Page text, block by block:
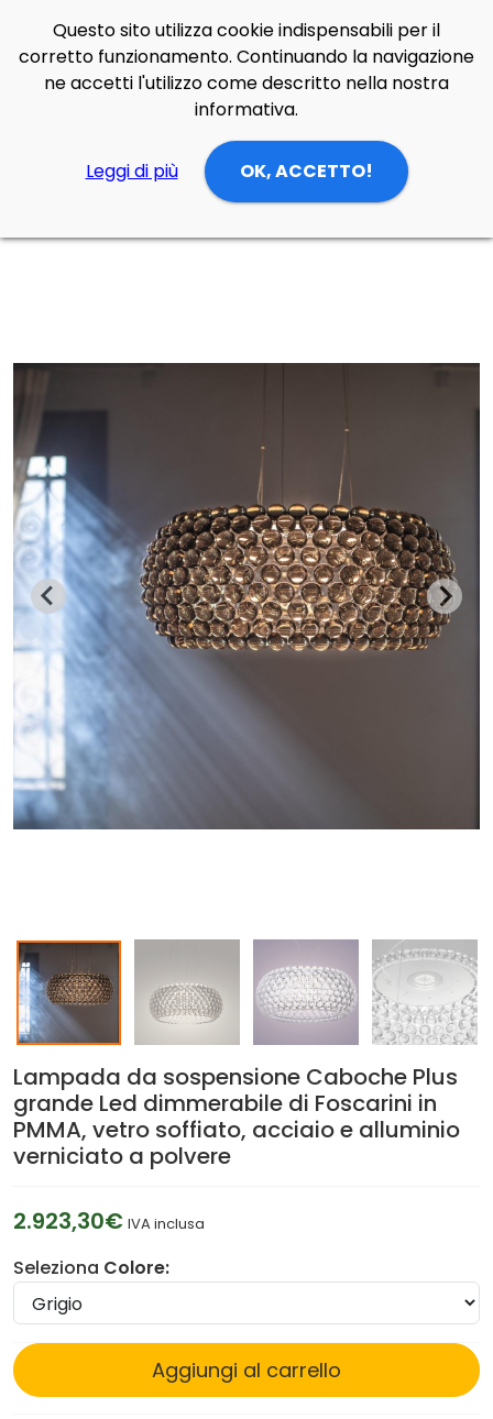
Side Navigation CercaContatti
Login
Prodotti Lampade Sospensione
Lampada da sospensione Caboche Plus grande Led dimmerabile di Foscarini in PMMA, vetro soffiato, acciaio e alluminio verniciato a polvere
Lampada da sospensione Caboche Plus
grande Led dimmerabile di Foscarini in
PMMA, vetro soffiato, acciaio e alluminio
verniciato a polvere
2.923,30€ IVA inclusa
Seleziona Colore:
Aggiungi al carrello
Questo sito utilizza cookie indispensabili per il
corretto funzionamento. Continuando la navigazione
ne accetti l'utilizzo come descritto nella nostra
informativa.
Leggi di più OK, ACCETTO!